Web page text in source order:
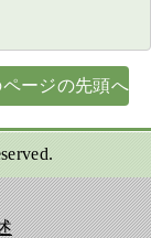
ページの先頭へ